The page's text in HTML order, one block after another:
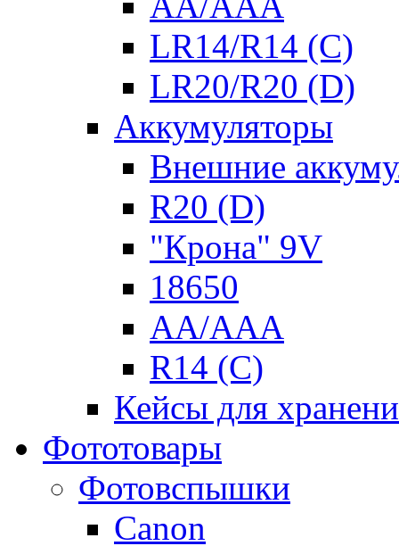
LR14/R14 (C)
LR20/R20 (D)
Аккумуляторы
Внешние
R20 (D)
"Крона" 9V
18650
AA/AAA
R14 (C)
Кейсы для
Фототовары
Фотовспышки
Canon